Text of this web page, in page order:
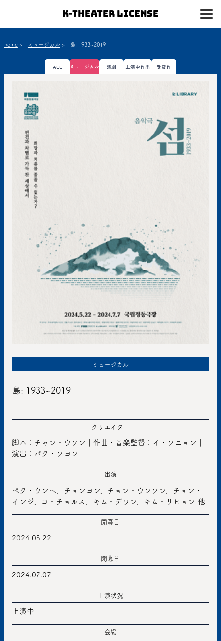
K-Theater License
home> ミュージカル> 島: 1933~2019
ALL ミュージカル 演劇 上演中作品 受賞作
ミュージカル
島: 1933~2019
クリエイター
脚本：チャン・ウソン｜作曲・音楽監督：イ・ソニョン｜
演出：パク・ソヨン
出演
ペク・ウンヘ、チョンヨン、チョン・ウンソン、チョン・
インジ、コ・チョルス、キム・デウン、キム・リヒョン 他
開幕日
2024.05.22
閉幕日
2024.07.07
上演状況
上演中
会場